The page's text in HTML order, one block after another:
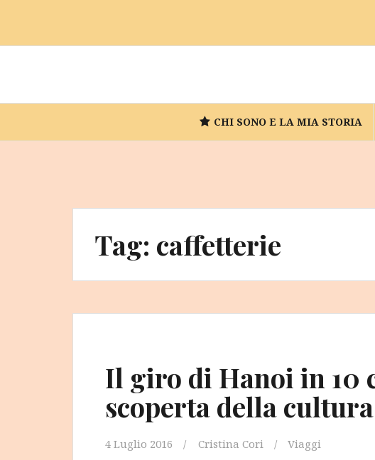
contenuto
CHI SONO E LA MIA STORIA
Tag: caffetterie
Il giro di Hanoi in 10
scoperta della
4 Luglio 2016 Cristina Cori Viaggi